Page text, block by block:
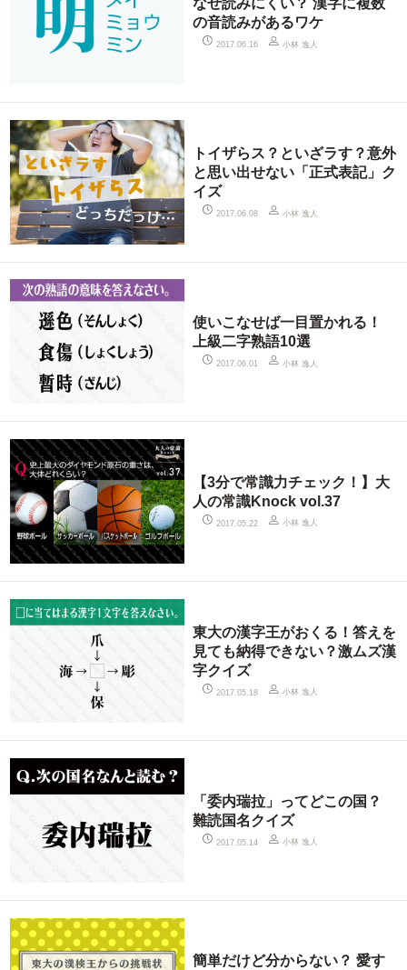
なぜ読みにくい？ 漢字に複数
の音読みがあるワケ
2017.06.16 小林 逸人
トイザらス？といざラす？意外
と思い出せない「正式表記」ク
イズ
2017.06.08 小林 逸人
使いこなせば一目置かれる！
上級二字熟語10選
2017.06.01 小林 逸人
【3分で常識力チェック！】大
人の常識Knock vol.37
2017.05.22 小林 逸人
東大の漢字王がおくる！答えを
見ても納得できない？激ムズ漢
字クイズ
2017.05.18 小林 逸人
「委内瑞拉」ってどこの国？
難読国名クイズ
2017.05.14 小林 逸人
簡単だけど分からない？ 愛す